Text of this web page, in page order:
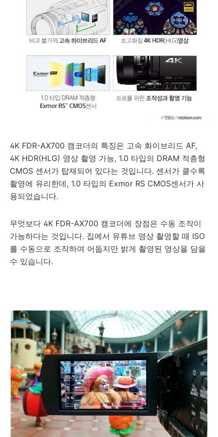
4K FDR-AX700 캠코더의 특징은 고속 화이브리드 AF,
4K HDR(HLG) 영상 촬영 가능, 1.0 타입의 DRAM 적층형
CMOS 센서가 탑재되어 있다는 것입니다. 센서가 클수록
촬영에 유리한데, 1.0 타입의 Exmor RS CMOS센서가 사
용되었습니다.
무엇보다 4K FDR-AX700 캠코더에 장점은 수동 조작이
가능하다는 것입니다. 집에서 유튜브 영상 촬영할 때 ISO
를 수동으로 조작하여 어둡지만 밝게 촬영된 영상을 담을
수 있습니다.